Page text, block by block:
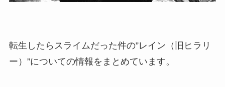
転生したらスライムだった件の”レイン（旧ヒラリ
ー）”についての情報をまとめています。